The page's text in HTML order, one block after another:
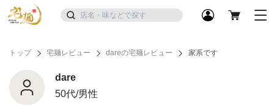
トップ 宅麺レビュー dareの宅麺レビュー 家系です
dare
50代/男性